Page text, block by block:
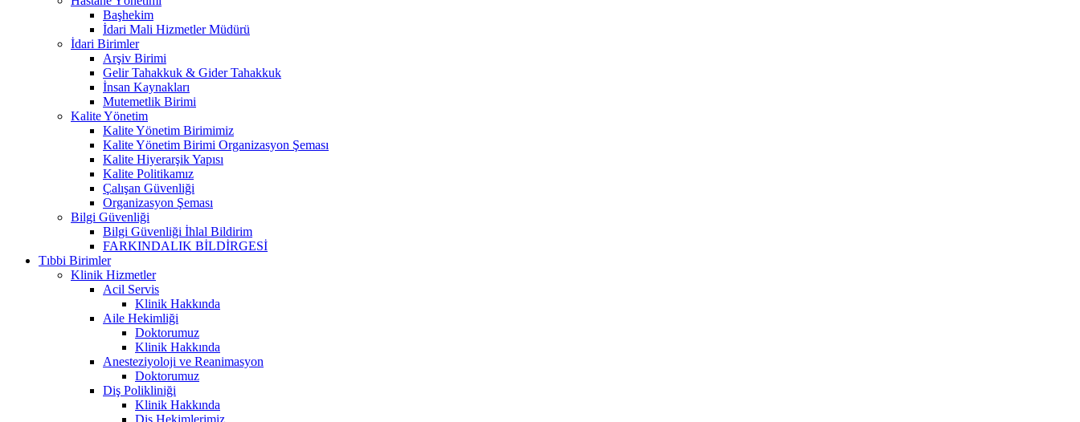
Başhekim
İdari Mali Hizmetler Müdürü
İdari Birimler
Arşiv Birimi
Gelir Tahakkuk & Gider Tahakkuk
İnsan Kaynakları
Mutemetlik Birimi
Kalite Yönetim
Kalite Yönetim Birimimiz
Kalite Yönetim Birimi Organizasyon Şeması
Kalite Hiyerarşik Yapısı
Kalite Politikamız
Çalışan Güvenliği
Organizasyon Şeması
Bilgi Güvenliği
Bilgi Güvenliği İhlal Bildirim
FARKINDALIK BİLDİRGESİ
Tıbbi Birimler
Klinik Hizmetler
Acil Servis
Klinik Hakkında
Aile Hekimliği
Doktorumuz
Klinik Hakkında
Anesteziyoloji ve Reanimasyon
Doktorumuz
Diş Polikliniği
Klinik Hakkında
Diş Hekimlerimiz